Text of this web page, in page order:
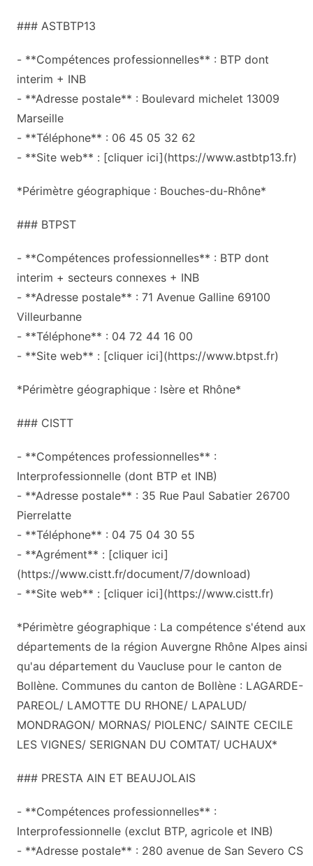
### ASTBTP13
- **Compétences professionnelles** : BTP dont
interim + INB
- **Adresse postale** : Boulevard michelet 13009
Marseille
- **Téléphone** : 06 45 05 32 62
- **Site web** : [cliquer ici](https://www.astbtp13.fr)
*Périmètre géographique : Bouches-du-Rhône*
### BTPST
- **Compétences professionnelles** : BTP dont
interim + secteurs connexes + INB
- **Adresse postale** : 71 Avenue Galline 69100
Villeurbanne
- **Téléphone** : 04 72 44 16 00
- **Site web** : [cliquer ici](https://www.btpst.fr)
*Périmètre géographique : Isère et Rhône*
### CISTT
- **Compétences professionnelles** :
Interprofessionnelle (dont BTP et INB)
- **Adresse postale** : 35 Rue Paul Sabatier 26700
Pierrelatte
- **Téléphone** : 04 75 04 30 55
- **Agrément** : [cliquer ici]
(https://www.cistt.fr/document/7/download)
- **Site web** : [cliquer ici](https://www.cistt.fr)
*Périmètre géographique : La compétence s'étend aux
départements de la région Auvergne Rhône Alpes ainsi
qu'au département du Vaucluse pour le canton de
Bollène. Communes du canton de Bollène : LAGARDE-
PAREOL/ LAMOTTE DU RHONE/ LAPALUD/
MONDRAGON/ MORNAS/ PIOLENC/ SAINTE CECILE
LES VIGNES/ SERIGNAN DU COMTAT/ UCHAUX*
### PRESTA AIN ET BEAUJOLAIS
- **Compétences professionnelles** :
Interprofessionnelle (exclut BTP, agricole et INB)
- **Adresse postale** : 280 avenue de San Severo CS